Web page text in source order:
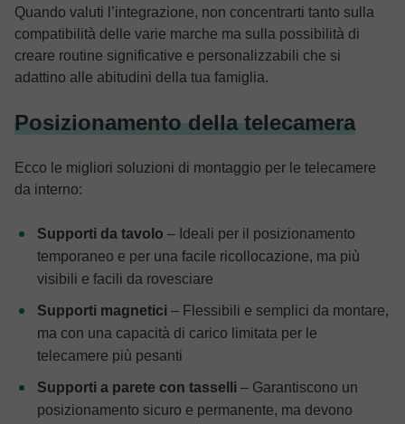
Quando valuti l’integrazione, non concentrarti tanto sulla
compatibilità delle varie marche ma sulla possibilità di
creare routine significative e personalizzabili che si
adattino alle abitudini della tua famiglia.
Posizionamento della telecamera
Ecco le migliori soluzioni di montaggio per le telecamere
da interno:
Supporti da tavolo – Ideali per il posizionamento
temporaneo e per una facile ricollocazione, ma più
visibili e facili da rovesciare
Supporti magnetici – Flessibili e semplici da montare,
ma con una capacità di carico limitata per le
telecamere più pesanti
Supporti a parete con tasselli – Garantiscono un
posizionamento sicuro e permanente, ma devono